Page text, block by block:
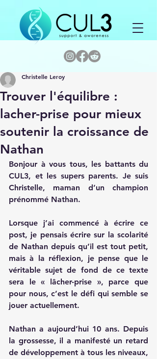
Trouver l'équilibre :
lacher-prise pour mieux
soutenir la croissance de
Nathan
Christelle Leroy
Bonjour à vous tous, les battants du
CUL3, et les supers parents. Je suis
Christelle, maman d’un champion
prénommé Nathan.
Lorsque j’ai commencé à écrire ce
post, je pensais écrire sur la scolarité
de Nathan depuis qu’il est tout petit,
mais à la réflexion, je pense que le
véritable sujet de fond de ce texte
sera le « lâcher-prise », parce que
pour nous, c’est le défi qui semble se
jouer actuellement.
Nathan a aujourd’hui 10 ans. Depuis
la grossesse, il a manifesté un retard
de développement à tous les niveaux,